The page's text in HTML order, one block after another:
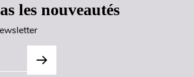
les nouveautés